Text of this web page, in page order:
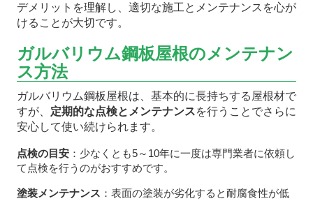
デメリットを理解し、適切な施工とメンテナンスを心が
けることが大切です。
ガルバリウム鋼板屋根のメンテナン
ス方法
ガルバリウム鋼板屋根は、基本的に長持ちする屋根材で
すが、 定期的な点検とメンテナンスを行うことでさらに
安心して使い続けられます。
点検の目安：少なくとも5～10年に一度は専門業者に依頼し
て点検を行うのがおすすめです。
塗装メンテナンス ：表面の塗装が劣化すると耐腐食性が低